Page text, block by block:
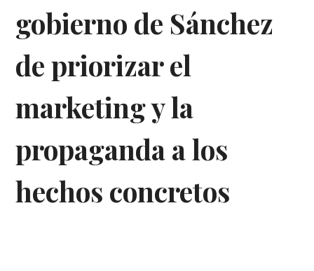
gobierno de Sánchez
de priorizar el
marketing y la
propaganda a los
hechos concretos